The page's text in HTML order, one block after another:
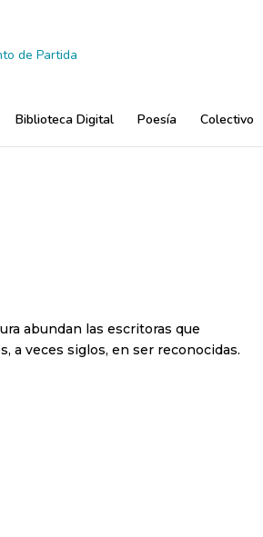
Biblioteca Digital Poesía Colectivo
abundan las escritoras que
a veces siglos, en ser reconocidas.